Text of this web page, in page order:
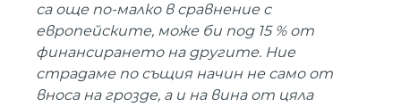
са още по-малко в сравнение с
европейските, може би под 15 % от
финансирането на другите. Ние
страдаме по същия начин не само от
вноса на грозде, а и на вина от цяла